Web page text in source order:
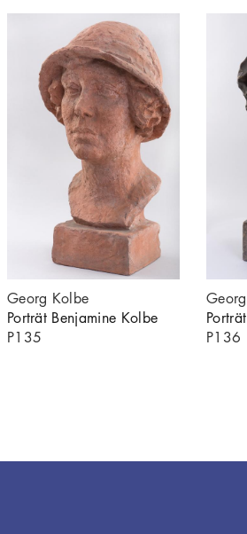
Georg Kolbe
Porträt Benjamine Kolbe
P135
P136